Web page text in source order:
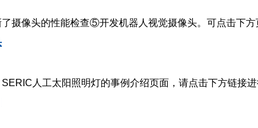
摄像头的性能检查⑤开发机器人视觉摄像头。可点击下
人工太阳照明灯的事例介绍页面，请点击下方链接